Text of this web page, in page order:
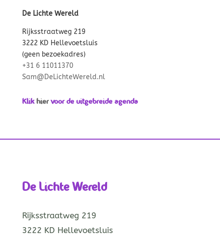
De Lichte Wereld
Rijksstraatweg 219
3222 KD Hellevoetsluis
(geen bezoekadres)
+31 6 11011370
Sam@DeLichteWereld.nl
Klikhiervoor de uitgebreide agenda
De Lichte Wereld
Rijksstraatweg 219
3222 KD Hellevoetsluis